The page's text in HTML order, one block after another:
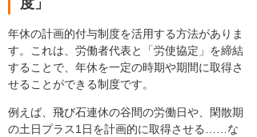
年休の計画的付与制度を活用する方法がありま
す。これは、労働者代表と「労使協定」を締結
することで、年休を一定の時期や期間に取得さ
せることができる制度です。
例えば、飛び石連休の谷間の労働日や、閑散期
の土日プラス1日を計画的に取得させる……な